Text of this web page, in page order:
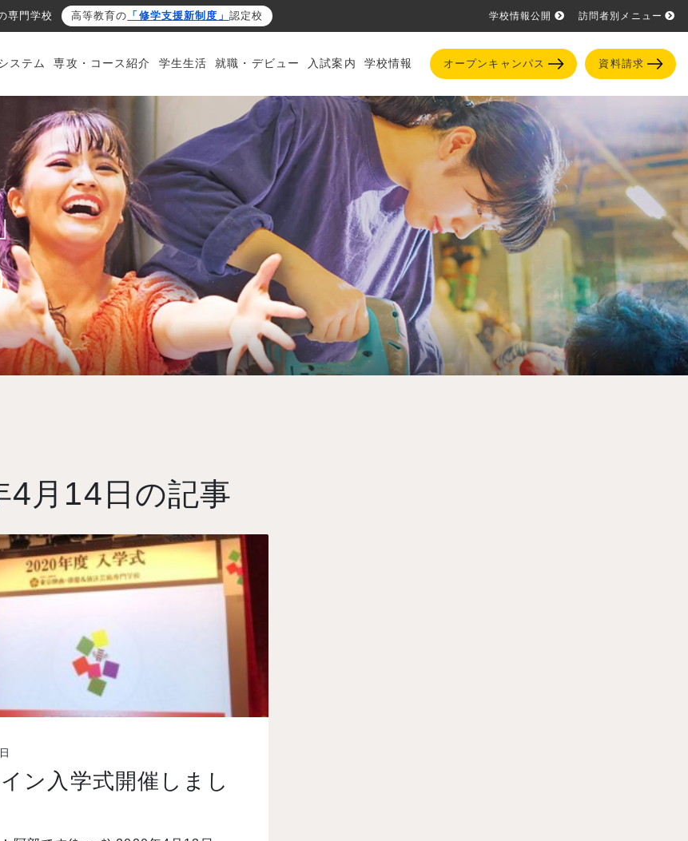
専門学校 高等教育の 「修学支援新制度」 認定校 学校情報公開 訪問者別メニュー
ステム 専攻・コース紹介 学生生活 就職・デビュー 入試案内 学校情報 オープンキャンパス 資料請求
4 月 14 日の記事
ン入学式開催しまし